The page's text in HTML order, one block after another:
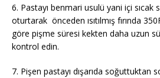
6. Pastayı benmari usulü yani içi sıcak
oturtarak önceden ısıtılmış fırında
göre pişme süresi kekten daha uzun
kontrol edin.
7. Pişen pastayı dışarıda soğuttuktan